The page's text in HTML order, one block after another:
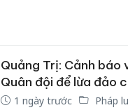
Quảng Trị: Cảnh báo
Quân đội để lừa đảo
1 ngày trước Pháp